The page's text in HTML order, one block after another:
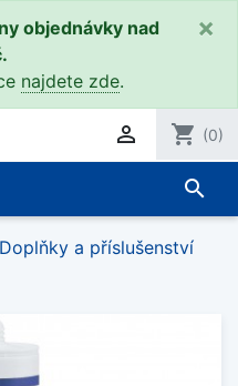
objednávky nad
najdete zde.
×
 shopping_cart (0)
search
Doplňky a příslušenství